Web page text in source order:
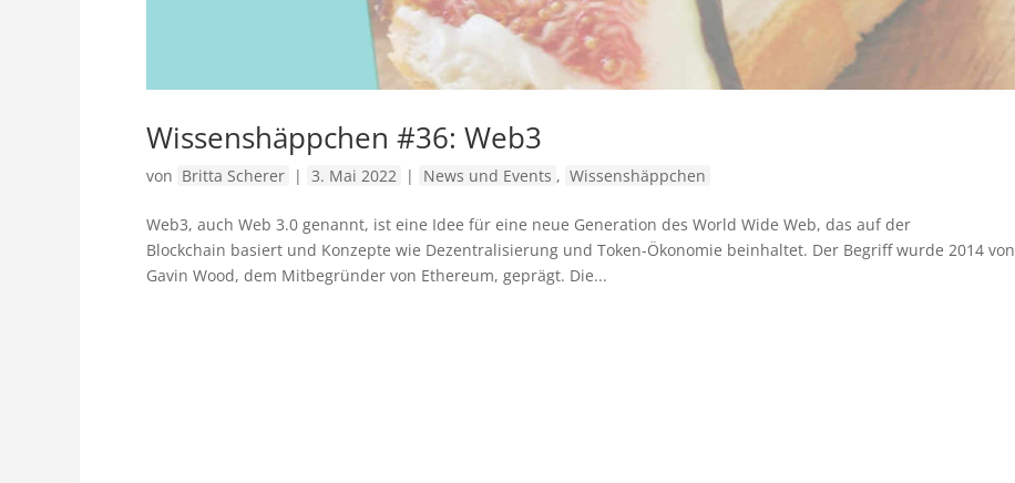
Wissenshäppchen #36: Web3
von Britta Scherer | 3. Mai 2022 | News und Events , Wissenshäppchen
Web3, auch Web 3.0 genannt, ist eine Idee für eine neue Generation des World Wide Web, das auf der
Blockchain basiert und Konzepte wie Dezentralisierung und Token-Ökonomie beinhaltet. Der Begriff wurde 2014 von
Gavin Wood, dem Mitbegründer von Ethereum, geprägt. Die...